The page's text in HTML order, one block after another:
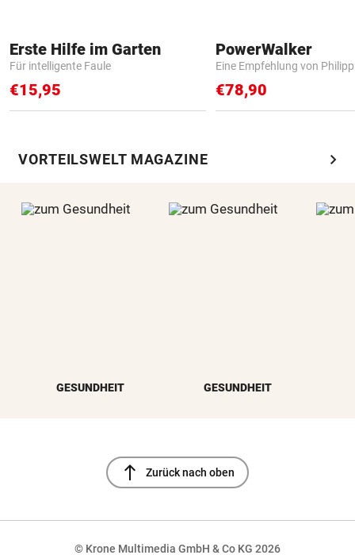
Erste Hilfe im Garten
Für intelligente Faule
€15,95
PowerWalker
Eine Empfehlung von
€78,90
VORTEILSWELT MAGAZINE chevron_right
GESUNDHEIT GESUNDHEIT
north Zurück nach oben
© Krone Multimedia GmbH & Co KG 2026